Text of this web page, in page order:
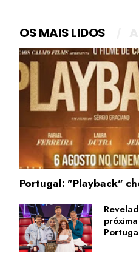
OS MAIS LIDOS
Portugal: "Playback"